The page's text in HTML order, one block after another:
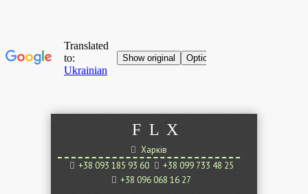
F L X
Харків
+38 093 185 93 60
+38 099 733 48 25
+38 096 068 16 27